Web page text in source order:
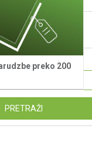
preko 200
PRETRAŽI